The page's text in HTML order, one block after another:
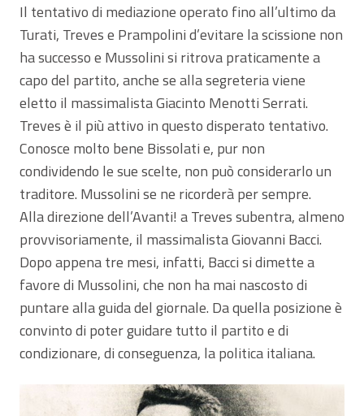
Il tentativo di mediazione operato fino all’ultimo da
Turati, Treves e Prampolini d’evitare la scissione non
ha successo e Mussolini si ritrova praticamente a
capo del partito, anche se alla segreteria viene
eletto il massimalista Giacinto Menotti Serrati.
Treves è il più attivo in questo disperato tentativo.
Conosce molto bene Bissolati e, pur non
condividendo le sue scelte, non può considerarlo un
traditore. Mussolini se ne ricorderà per sempre.
Alla direzione dell’Avanti! a Treves subentra, almeno
provvisoriamente, il massimalista Giovanni Bacci.
Dopo appena tre mesi, infatti, Bacci si dimette a
favore di Mussolini, che non ha mai nascosto di
puntare alla guida del giornale. Da quella posizione è
convinto di poter guidare tutto il partito e di
condizionare, di conseguenza, la politica italiana.